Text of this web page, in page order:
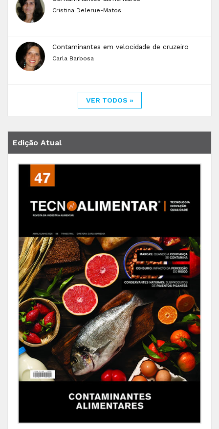
Cristina Delerue-Matos
Contaminantes em velocidade de cruzeiro
Carla Barbosa
VER TODOS »
Edição Atual